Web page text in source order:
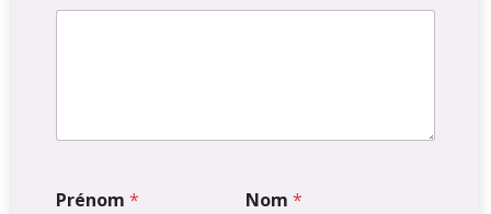
Prénom* Nom *